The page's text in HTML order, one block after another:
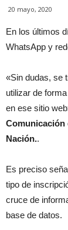
20 mayo, 2020
En los últimos
WhatsApp y
«Sin dudas, se
utilizar de
en ese sitio
Comunicación
Nación..
Es preciso
tipo de
cruce de
base de datos.